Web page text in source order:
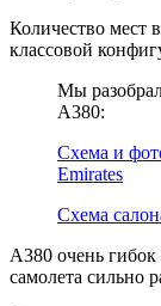
Количество мест
классовой
Мы
A380:
Схема и
Emirates
Схема
A380 очень
самолета сильно